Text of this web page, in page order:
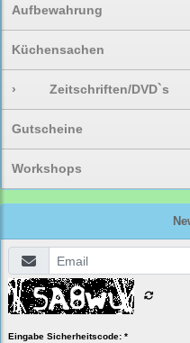
Aufbewahrung
Küchensachen
› Zeitschriften/DVD`s
Gutscheine
Workshops
Eingabe Sicherheitscode: *